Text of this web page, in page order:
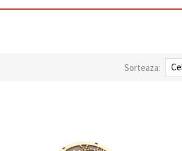
Sorteaza: